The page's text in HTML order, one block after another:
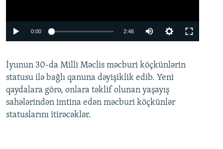
0:00 2:46
360p
480p
720p
İyunun 30-da Milli Məclis məcburi köçkünlərin
statusu ilə bağlı qanuna dəyişiklik edib. Yeni
qaydalara görə, onlara təklif olunan yaşayış
sahələrindən imtina edən məcburi köçkünlər
statuslarını itirəcəklər.